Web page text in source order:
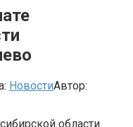
НовостиАвтор: